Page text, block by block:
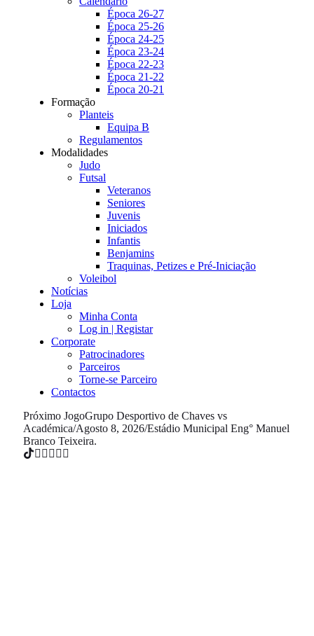
Época 26-27
Época 25-26
Época 24-25
Época 23-24
Época 22-23
Época 21-22
Época 20-21
Formação
Planteis
Equipa B
Regulamentos
Modalidades
Judo
Futsal
Veteranos
Seniores
Juvenis
Iniciados
Infantis
Benjamins
Traquinas, Petizes e Pré-Iniciação
Voleibol
Notícias
Loja
Minha Conta
Log in | Registar
Corporate
Patrocinadores
Parceiros
Torne-se Parceiro
Contactos
Próximo JogoGrupo Desportivo de Chaves vs
Académica/Agosto 8, 2026/Estádio Municipal Eng° Manuel
Branco Teixeira.